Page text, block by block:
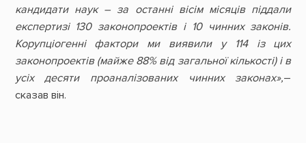
кандидати наук – за останні вісім місяців піддали
експертизі 130 законопроектів і 10 чинних законів.
Корупціогенні фактори ми виявили у 114 із цих
законопроектів (майже 88% від загальної кількості) і в
усіх десяти проаналізованих чинних законах»,–
сказав він.